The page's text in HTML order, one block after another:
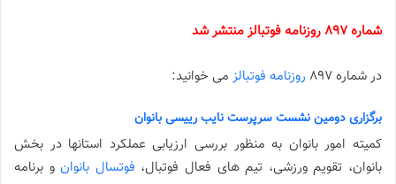
شماره 897 روزنامه فوتبالز منتشر شد
در شماره 897 روزنامه فوتبالز می خوانید:
برگزاری دومین نشست سرپرست نایب رییسی بانوان
کمیته امور بانوان به منظور بررسی ارزیابی عملکرد استانها در بخش
بانوان، تقویم ورزشی، تیم های فعال فوتبال، فوتسال بانوانو برنامه